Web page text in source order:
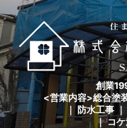
創業
<営業内容>総合塗
｜ 防水工事
｜ コ